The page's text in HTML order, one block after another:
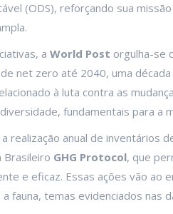
(ODS), reforçando sua
a World Post orgulha-se
net zero até 2040, uma
à luta contra as
fundamentais para a
realização anual de inventários
Brasileiro GHG Protocol, que
e eficaz. Essas ações vão ao
fauna, temas evidenciados nas